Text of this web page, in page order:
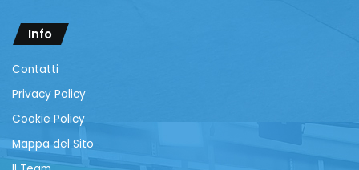
Info
Contatti
Privacy Policy
Cookie Policy
Mappa del Sito